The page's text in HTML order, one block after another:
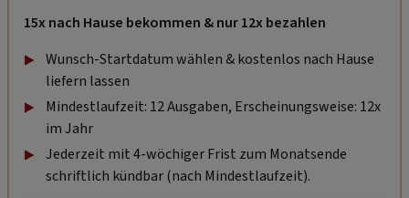
15x nach Hause bekommen & nur 12x bezahlen
Wunsch-Startdatum wählen & kostenlos nach Hause
liefern lassen
Mindestlaufzeit: 12 Ausgaben, Erscheinungsweise: 12x
im Jahr
Jederzeit mit 4-wöchiger Frist zum Monatsende
schriftlich kündbar (nach Mindestlaufzeit).